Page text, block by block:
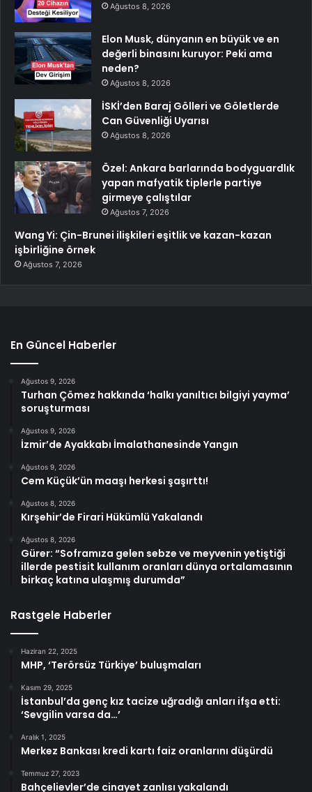
Ağustos 8, 2026
Elon Musk, dünyanın en büyük ve en
değerli binasını kuruyor: Peki ama
neden?
Ağustos 8, 2026
İSKİ’den Baraj Gölleri ve Göletlerde
Can Güvenliği Uyarısı
Ağustos 8, 2026
Özel: Ankara barlarında bodyguardlık
yapan mafyatik tiplerle partiye
girmeye çalıştılar
Ağustos 7, 2026
Wang Yi: Çin-Brunei ilişkileri eşitlik ve kazan-kazan
işbirliğine örnek
Ağustos 7, 2026
En Güncel Haberler
Ağustos 9, 2026
Turhan Çömez hakkında ‘halkı yanıltıcı bilgiyi yayma’
soruşturması
Ağustos 9, 2026
İzmir’de Ayakkabı İmalathanesinde Yangın
Ağustos 9, 2026
Cem Küçük’ün maaşı herkesi şaşırttı!
Ağustos 8, 2026
Kırşehir’de Firari Hükümlü Yakalandı
Ağustos 8, 2026
Gürer: “Soframıza gelen sebze ve meyvenin yetiştiği
illerde pestisit kullanım oranları dünya ortalamasının
birkaç katına ulaşmış durumda”
Rastgele Haberler
Haziran 22, 2025
MHP, ‘Terörsüz Türkiye’ buluşmaları
Kasım 29, 2025
İstanbul’da genç kız tacize uğradığı anları ifşa etti:
‘Sevgilin varsa da…’
Aralık 1, 2025
Merkez Bankası kredi kartı faiz oranlarını düşürdü
Temmuz 27, 2023
Bahçelievler’de cinayet zanlısı yakalandı